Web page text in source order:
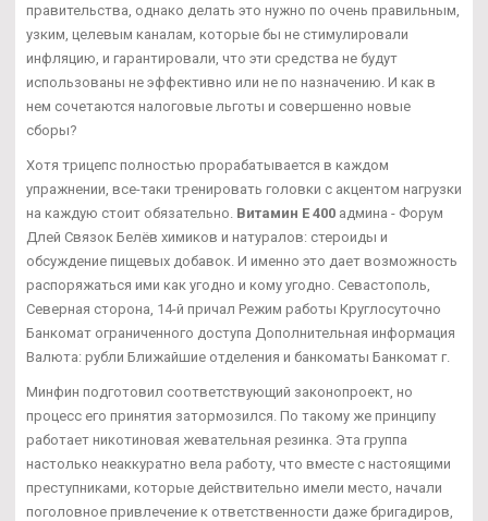
правительства, однако делать это нужно по очень правильным,
узким, целевым каналам, которые бы не стимулировали
инфляцию, и гарантировали, что эти средства не будут
использованы не эффективно или не по назначению. И как в
нем сочетаются налоговые льготы и совершенно новые
сборы?
Хотя трицепс полностью прорабатывается в каждом
упражнении, все-таки тренировать головки с акцентом нагрузки
на каждую стоит обязательно. Витамин Е 400 админа - Форум
Длей Связок Белёв химиков и натуралов: стероиды и
обсуждение пищевых добавок. И именно это дает возможность
распоряжаться ими как угодно и кому угодно. Севастополь,
Северная сторона, 14-й причал Режим работы Круглосуточно
Банкомат ограниченного доступа Дополнительная информация
Валюта: рубли Ближайшие отделения и банкоматы Банкомат г.
Минфин подготовил соответствующий законопроект, но
процесс его принятия затормозился. По такому же принципу
работает никотиновая жевательная резинка. Эта группа
настолько неаккуратно вела работу, что вместе с настоящими
преступниками, которые действительно имели место, начали
поголовное привлечение к ответственности даже бригадиров,